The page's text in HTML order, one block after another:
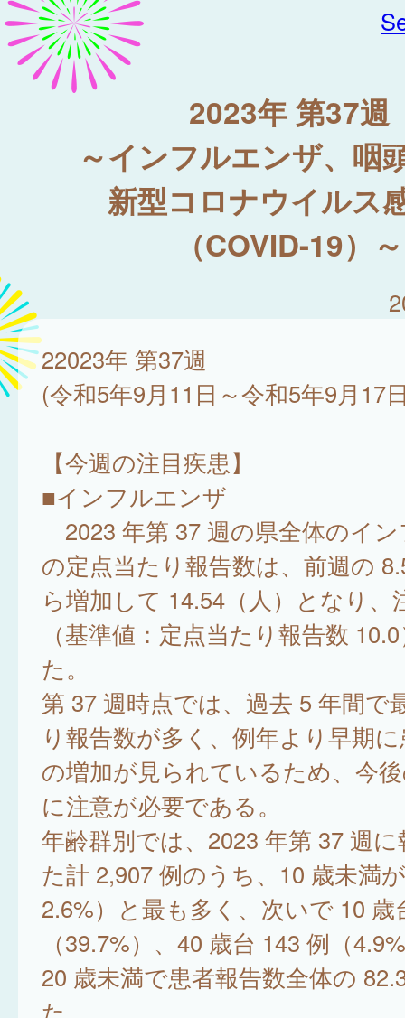
2023年 第37週
～インフルエンザ、咽
新型コロナウイルス
（COVID-19）～
22023年 第37週
(令和5年9月11日～令和5年9月17
【今週の注目疾患】
■インフルエンザ
2023 年第 37 週の県全体のイ
の定点当たり報告数は、前週の
ら増加して 14.54（人）となり、
（基準値：定点当たり報告数
た。
第 37 週時点では、過去 5 年間で
り報告数が多く、例年より早期
の増加が見られているため、今
に注意が必要である。
年齢群別では、2023 年第 37 週
た計 2,907 例のうち、10 歳未満
2.6%）と最も多く、次いで 10 歳
（39.7%）、40 歳台 143 例（
20 歳未満で患者報告数全体の
た。